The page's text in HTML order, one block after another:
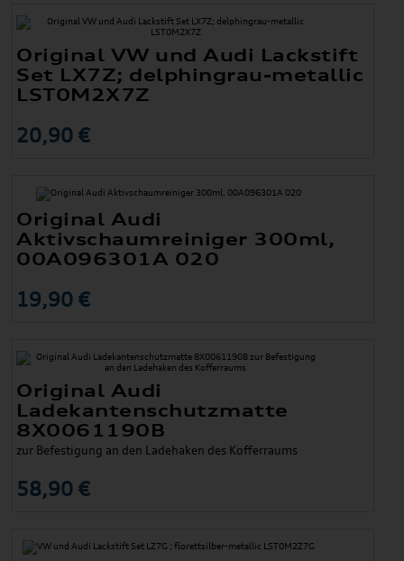
Original VW und Audi Lackstift
Set LX7Z; delphingrau-metallic
LST0M2X7Z
20,90 €
Original Audi
Aktivschaumreiniger 300ml,
00A096301A 020
19,90 €
Original Audi
Ladekantenschutzmatte
8X0061190B
zur Befestigung an den Ladehaken des Kofferraums
58,90 €